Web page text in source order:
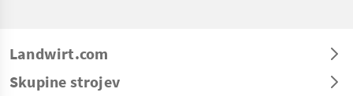
Landwirt.com
Skupine strojev